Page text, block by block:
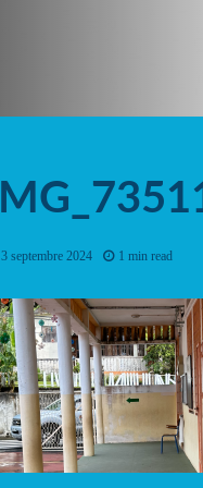
3 septembre 2024 1 min read